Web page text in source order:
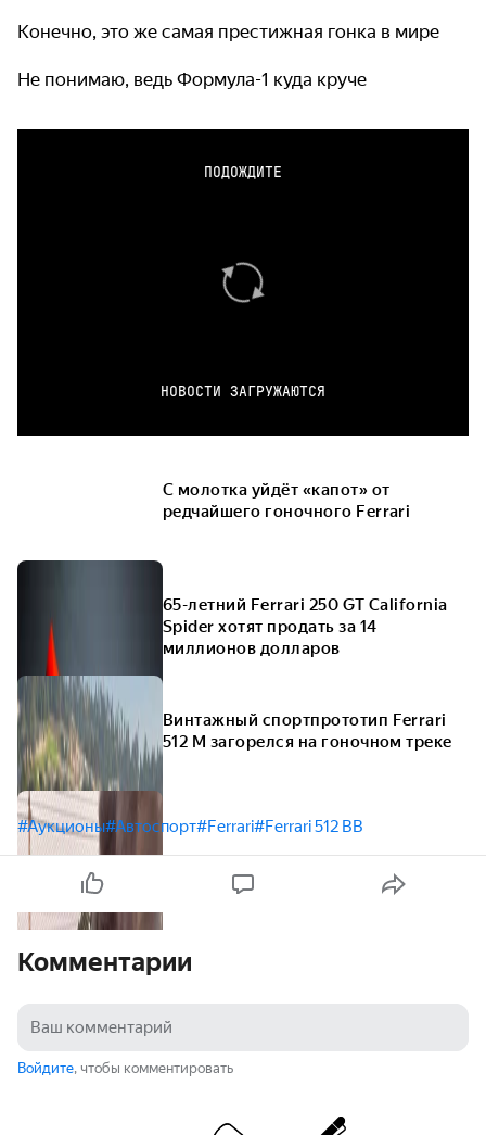
Конечно, это же самая престижная гонка в мире
Не понимаю, ведь Формула-1 куда круче
ПОДОЖДИТЕ
НОВОСТИ ЗАГРУЖАЮТСЯ
С молотка уйдёт «капот» от
редчайшего гоночного Ferrari
65-летний Ferrari 250 GT California
Spider хотят продать за 14
миллионов долларов
Винтажный спортпрототип Ferrari
512 M загорелся на гоночном треке
#Аукционы#Автоспорт#Ferrari#Ferrari 512 BB
Комментарии
Войдите, чтобы комментировать